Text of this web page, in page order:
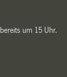
um 15 Uhr.